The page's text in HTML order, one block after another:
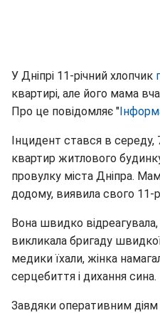
У Дніпрі 11-річний хлопчик
квартирі, але його мама
Про це повідомляє "
Інцидент стався в середу,
квартир житлового
провулку міста Дніпра.
додому, виявила свого 11-
Вона швидко
викликала бригаду
медики їхали, жінка
серцебиття і дихання сина.
Завдяки оперативним діям